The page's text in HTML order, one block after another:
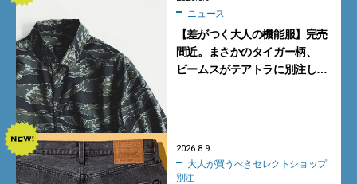
ニュース
【差がつく大人の機能服】完売
間近。まさかのタイガー柄、
ビームスがテアトラに別注した
2026.8.9
別注